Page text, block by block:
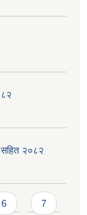
सहित २०८२
6 7